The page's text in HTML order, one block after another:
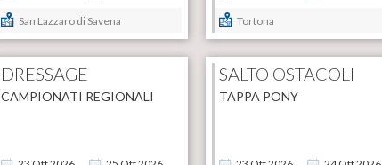
San Lazzaro di Savena Tortona
DRESSAGE
CAMPIONATI REGIONALI
SALTO OSTACOLI
TAPPA PONY